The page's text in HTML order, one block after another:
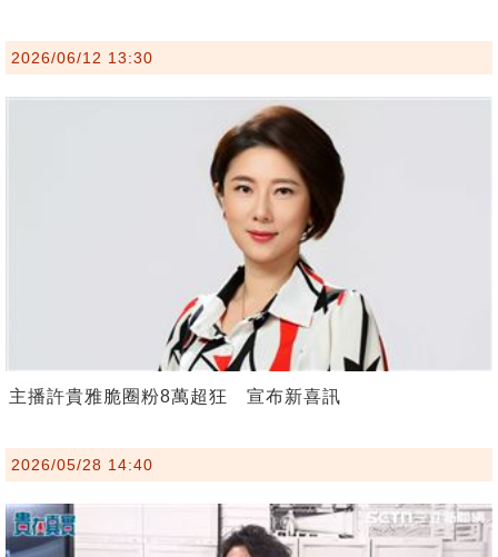
2026/06/12 13:30
主播許貴雅脆圈粉8萬超狂 宣布新喜訊
2026/05/28 14:40